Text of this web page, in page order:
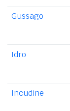
Gussago
Idro
Incudine